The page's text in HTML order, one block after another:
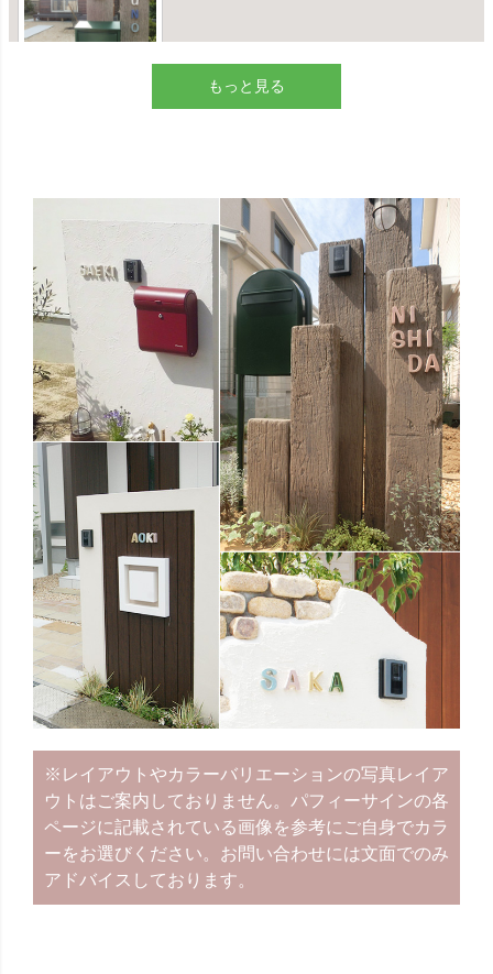
もっと見る
※レイアウトやカラーバリエーションの写真レイア
ウトはご案内しておりません。パフィーサインの各
ページに記載されている画像を参考にご自身でカラ
ーをお選びください。お問い合わせには文面でのみ
アドバイスしております。